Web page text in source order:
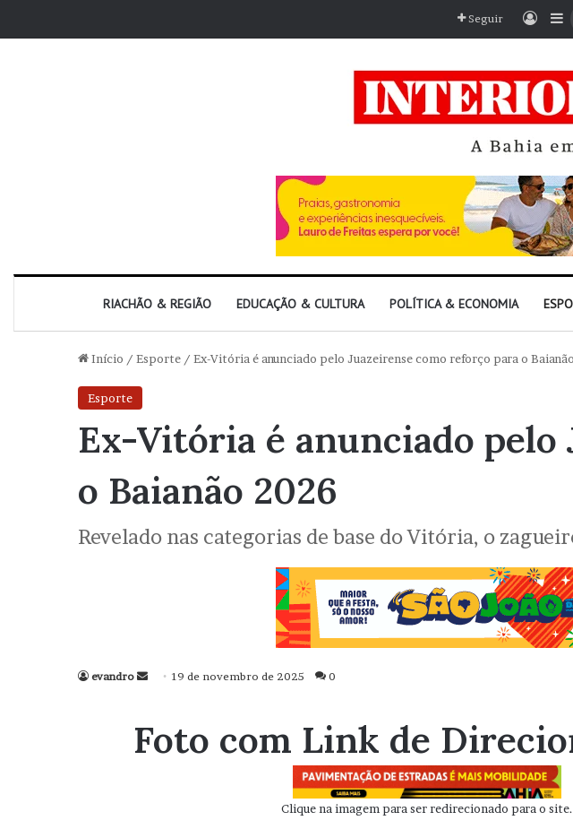
Seguir Entrar
RIACHÃO & REGIÃO EDUCAÇÃO & CULTURA POLÍTICA & ECONOMIA
Início / Esporte / Ex-Vitória é anunciado pelo Juazeirense como reforço para o
Esporte
Ex-Vitória é anunciado pelo
o Baianão 2026
Revelado nas categorias de base do Vitória, o
evandro
Mande
mail
19 de novembro de 2025 0
Foto com Link de
Clique na imagem para ser redirecionado para o site.